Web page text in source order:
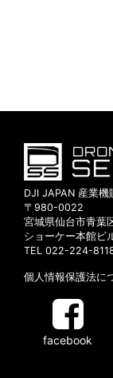
DJI JAPAN 産業
〒980-0022
宮城県仙台市青葉
ショーケー本館ビ
TEL 022-224-
個人情報保護法に
facebook